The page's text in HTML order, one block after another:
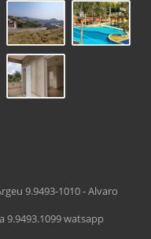
9.9493-1010 - Alvaro
9.9493.1099 watsapp